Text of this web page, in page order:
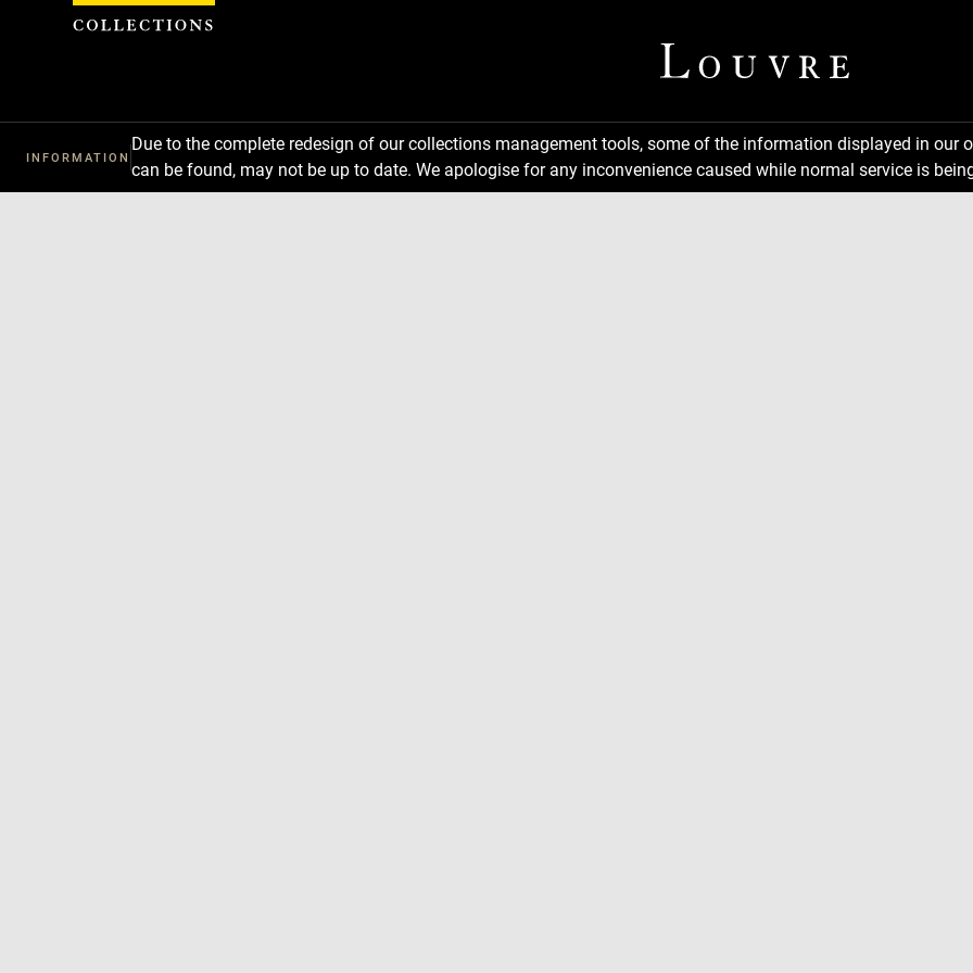
INFORMATION
Due to the complete redesign of our collections management tools, some of the information displayed in
can be found, may not be up to date. We apologise for any inconvenience caused while normal service is
Cookies management panel